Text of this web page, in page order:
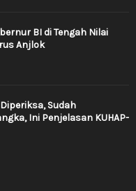
BI di Tengah Nilai
Anjlok
Sudah
Ini Penjelasan KUHAP-